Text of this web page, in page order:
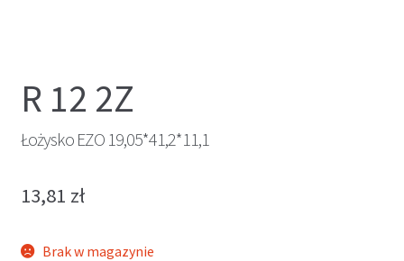
R 12 2Z
Łożysko EZO 19,05*41,2*11,1
13,81 zł
Brak w magazynie